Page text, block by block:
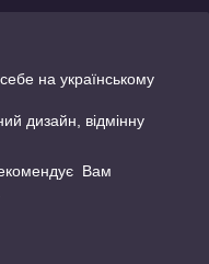
на українському
дизайн, відмінну
Вам